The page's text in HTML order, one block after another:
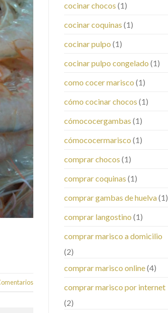
cocinar chocos (1)
cocinar coquinas (1)
cocinar pulpo (1)
cocinar pulpo congelado (1)
como cocer marisco (1)
cómo cocinar chocos (1)
cómococergambas (1)
cómococermarisco (1)
comprar chocos (1)
comprar coquinas (1)
comprar gambas de huelva(1)
comprar langostino (1)
comprar marisco a domicilio
(2)
comprar marisco online(4)
comprar marisco por internet
(2)